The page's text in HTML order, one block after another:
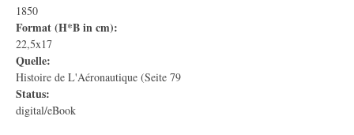
1850
Format (H*B in cm):
22,5x17
Quelle:
Histoire de L'Aéronautique (Seite 79
Status:
digital/eBook